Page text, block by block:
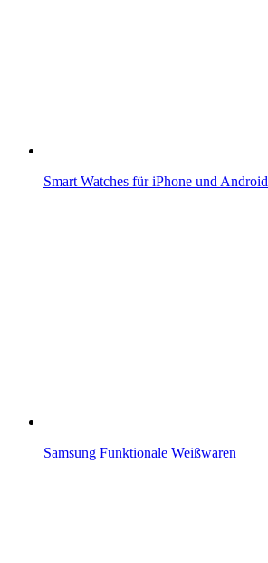
Smart Watches für iPhone und Android
Samsung Funktionale Weißwaren